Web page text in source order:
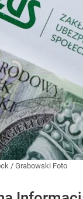
/ Grabowski Foto